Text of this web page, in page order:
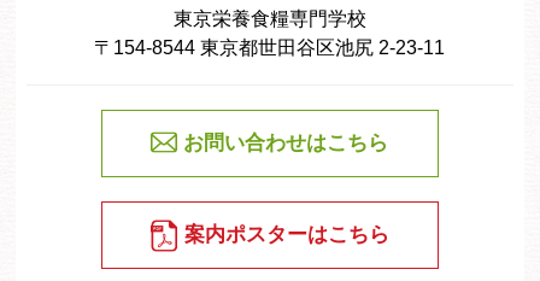
東京栄養食糧専門学校
〒154-8544 東京都世田谷区池尻 2-23-11
お問い合わせはこちら
案内ポスターはこちら